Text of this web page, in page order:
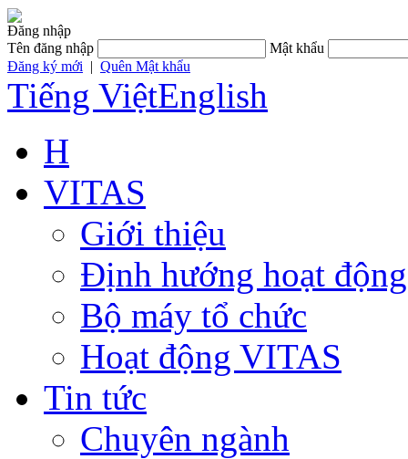
Đăng nhập
Tên đăng nhập
Mật khẩu
Đăng ký mới | Quên Mật khẩu
Tiếng ViệtEnglish
H
VITAS
Giới thiệu
Định hướng hoạt động
Bộ máy tổ chức
Hoạt động VITAS
Tin tức
Chuyên ngành